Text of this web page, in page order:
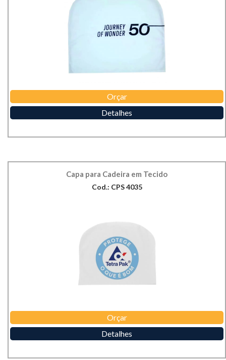
Orçar
Detalhes
Capa para Cadeira em Tecido
Cod.: CPS 4035
Orçar
Detalhes